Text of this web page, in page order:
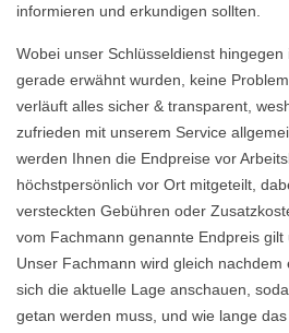
informieren und erkundigen sollten.
Wobei unser Schlüsseldienst hingegen
gerade erwähnt wurden, keine
verläuft alles sicher & transparent,
zufrieden mit unserem Service
werden Ihnen die Endpreise vor
höchstpersönlich vor Ort mitgeteilt,
versteckten Gebühren oder
vom Fachmann genannte Endpreis gilt
Unser Fachmann wird gleich
sich die aktuelle Lage anschauen,
getan werden muss, und wie lange